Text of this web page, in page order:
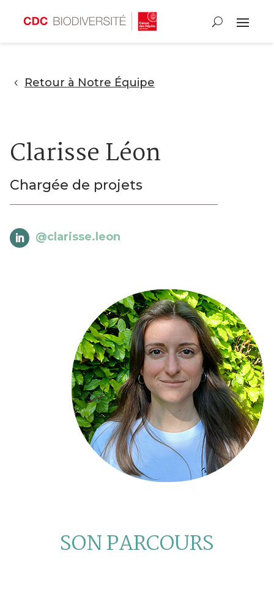
Retour à Notre Équipe
Clarisse Léon
Chargée de projets
@clarisse.leon
SON PARCOURS